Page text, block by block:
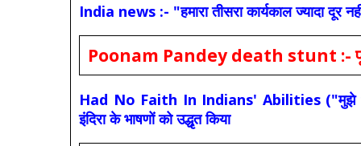
India news :- "हमारा तीसरा कार्यकाल ज्यादा
Poonam Pandey death stunt :- पूनम
Had No Faith In Indians' Abilities ("मुझे
इंदिरा के भाषणों को उद्धृत किया